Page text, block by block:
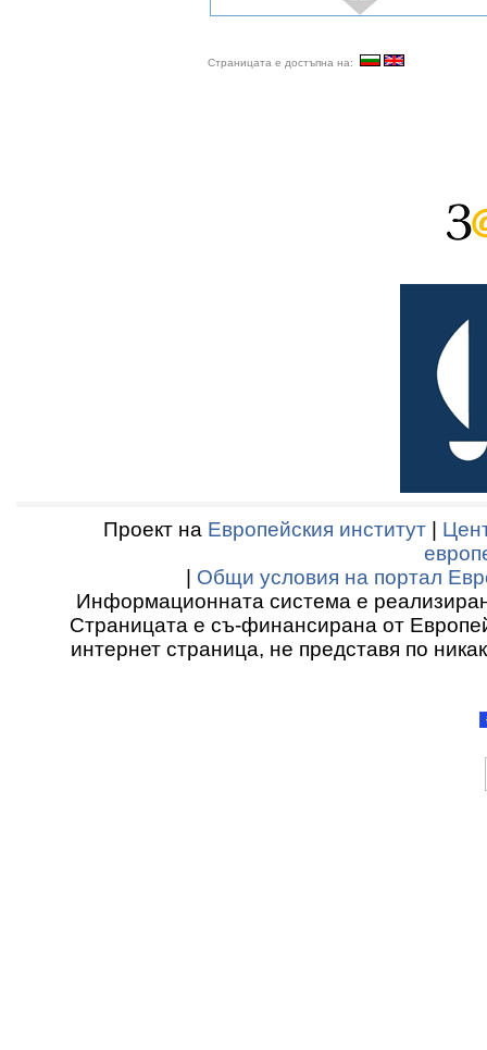
Страницата е достъпна на:
Проект на Европейския институт
Общи условия на портал
Информационната система е
Страницата е съ-финансирана от
интернет страница, не представя по